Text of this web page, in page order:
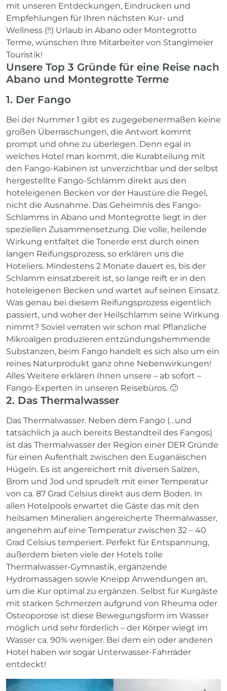
mit unseren Entdeckungen, Eindrücken und
Empfehlungen für Ihren nächsten Kur- und
Wellness (!!) Urlaub in Abano oder Montegrotto
Terme, wünschen Ihre Mitarbeiter von Stanglmeier
Touristik!
Unsere Top 3 Gründe für eine Reise nach
Abano und Montegrotte Terme
1. Der Fango
Bei der Nummer 1 gibt es zugegebenermaßen keine
großen Überraschungen, die Antwort kommt
prompt und ohne zu überlegen. Denn egal in
welches Hotel man kommt, die Kurabteilung mit
den Fango-Kabinen ist unverzichtbar und der selbst
hergestellte Fango-Schlamm direkt aus den
hoteleigenen Becken vor der Haustüre die Regel,
nicht die Ausnahme. Das Geheimnis des Fango-
Schlamms in Abano und Montegrotte liegt in der
speziellen Zusammensetzung. Die volle, heilende
Wirkung entfaltet die Tonerde erst durch einen
langen Reifungsprozess, so erklären uns die
Hoteliers. Mindestens 2 Monate dauert es, bis der
Schlamm einsatzbereit ist, so lange reift er in den
hoteleigenen Becken und wartet auf seinen Einsatz.
Was genau bei diesem Reifungsprozess eigentlich
passiert, und woher der Heilschlamm seine Wirkung
nimmt? Soviel verraten wir schon mal: Pflanzliche
Mikroalgen produzieren entzündungshemmende
Substanzen, beim Fango handelt es sich also um ein
reines Naturprodukt ganz ohne Nebenwirkungen!
Alles Weitere erklären Ihnen unsere – ab sofort –
Fango-Experten in unseren Reisebüros. 🙂
2. Das Thermalwasser
Das Thermalwasser. Neben dem Fango (…und
tatsächlich ja auch bereits Bestandteil des Fangos)
ist das Thermalwasser der Region einer DER Gründe
für einen Aufenthalt zwischen den Euganäischen
Hügeln. Es ist angereichert mit diversen Salzen,
Brom und Jod und sprudelt mit einer Temperatur
von ca. 87 Grad Celsius direkt aus dem Boden. In
allen Hotelpools erwartet die Gäste das mit den
heilsamen Mineralien angereicherte Thermalwasser,
angenehm auf eine Temperatur zwischen 32 – 40
Grad Celsius temperiert. Perfekt für Entspannung,
außerdem bieten viele der Hotels tolle
Thermalwasser-Gymnastik, ergänzende
Hydromassagen sowie Kneipp Anwendungen an,
um die Kur optimal zu ergänzen. Selbst für Kurgäste
mit starken Schmerzen aufgrund von Rheuma oder
Osteoporose ist diese Bewegungsform im Wasser
möglich und sehr förderlich – der Körper wiegt im
Wasser ca. 90% weniger. Bei dem ein oder anderen
Hotel haben wir sogar Unterwasser-Fahrräder
entdeckt!